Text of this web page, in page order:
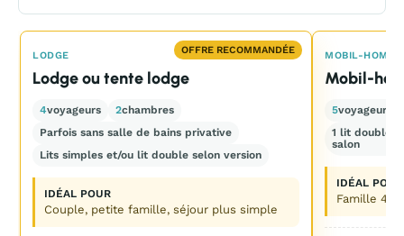
MOBIL-HOME
Mobil-
5voyageurs
1 lit double +
salon
IDÉAL POUR
Famille 4
OFFRE RECOMMANDÉE
LODGE
Lodge ou tente lodge
4voyageurs 2chambres
Parfois sans salle de bains privative
Lits simples et/ou lit double selon version
IDÉAL POUR
Couple, petite famille, séjour plus simple